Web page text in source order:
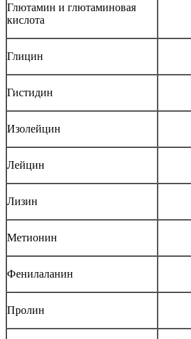
Глютамин и глютаминовая
кислота
Глицин
Гистидин
Изолейцин
Лейцин
Лизин
Метионин
Фенилаланин
Пролин